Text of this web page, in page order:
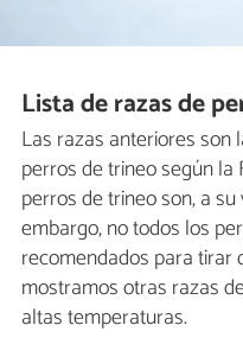
Lista de razas de
Las razas anteriores son
perros de trineo según la
perros de trineo son, a
embargo, no todos los
recomendados para tirar
mostramos otras razas
altas temperaturas.